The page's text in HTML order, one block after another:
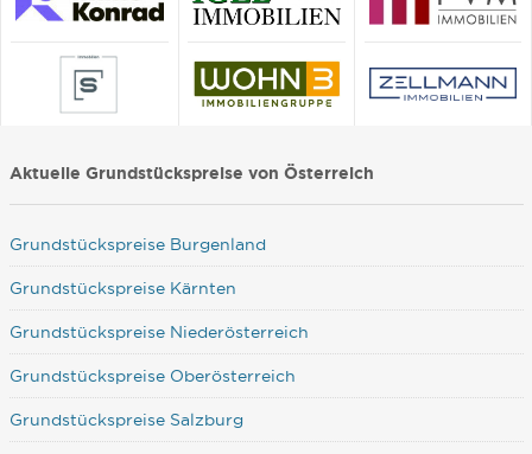
Aktuelle Grundstückspreise von Österreich
Grundstückspreise Burgenland
Grundstückspreise Kärnten
Grundstückspreise Niederösterreich
Grundstückspreise Oberösterreich
Grundstückspreise Salzburg